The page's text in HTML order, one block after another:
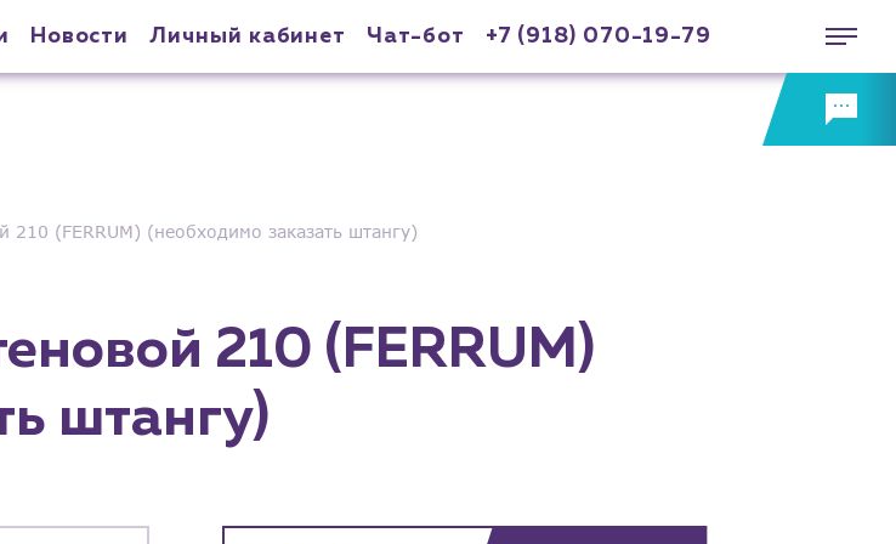
Новости Личный кабинет Чат-бот +7 (918) 070-19-79
210 (FERRUM) (необходимо заказать штангу)
210 (FERRUM)
штангу)